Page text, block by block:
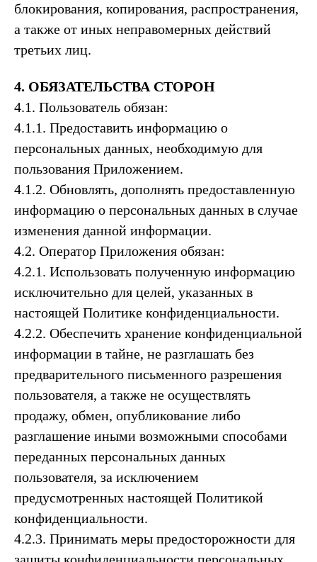
блокирования, копирования, распространения,
а также от иных неправомерных действий
третьих лиц.
4. ОБЯЗАТЕЛЬСТВА СТОРОН
4.1. Пользователь обязан:
4.1.1. Предоставить информацию о
персональных данных, необходимую для
пользования Приложением.
4.1.2. Обновлять, дополнять предоставленную
информацию о персональных данных в случае
изменения данной информации.
4.2. Оператор Приложения обязан:
4.2.1. Использовать полученную информацию
исключительно для целей, указанных в
настоящей Политике конфиденциальности.
4.2.2. Обеспечить хранение конфиденциальной
информации в тайне, не разглашать без
предварительного письменного разрешения
пользователя, а также не осуществлять
продажу, обмен, опубликование либо
разглашение иными возможными способами
переданных персональных данных
пользователя, за исключением
предусмотренных настоящей Политикой
конфиденциальности.
4.2.3. Принимать меры предосторожности для